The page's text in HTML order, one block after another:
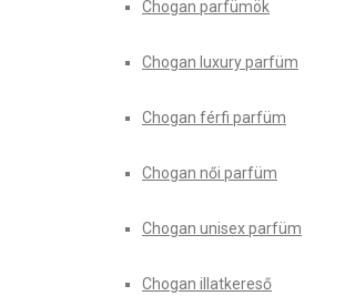
Chogan parfümök
Chogan luxury parfüm
Chogan férfi parfüm
Chogan női parfüm
Chogan unisex parfüm
Chogan illatkereső